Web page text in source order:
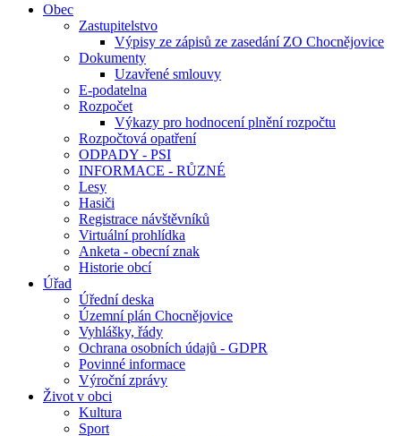
Obec
Zastupitelstvo
Výpisy ze zápisů ze zasedání ZO Chocnějovice
Dokumenty
Uzavřené smlouvy
E-podatelna
Rozpočet
Výkazy pro hodnocení plnění rozpočtu
Rozpočtová opatření
ODPADY - PSI
INFORMACE - RŮZNÉ
Lesy
Hasiči
Registrace návštěvníků
Virtuální prohlídka
Anketa - obecní znak
Historie obcí
Úřad
Úřední deska
Územní plán Chocnějovice
Vyhlášky, řády
Ochrana osobních údajů - GDPR
Povinné informace
Výroční zprávy
Život v obci
Kultura
Sport